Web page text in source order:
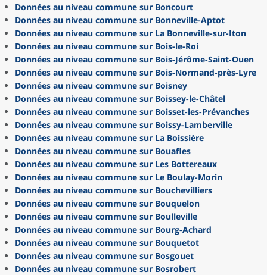
Données au niveau commune sur Boncourt
Données au niveau commune sur Bonneville-Aptot
Données au niveau commune sur La Bonneville-sur-Iton
Données au niveau commune sur Bois-le-Roi
Données au niveau commune sur Bois-Jérôme-Saint-Ouen
Données au niveau commune sur Bois-Normand-près-Lyre
Données au niveau commune sur Boisney
Données au niveau commune sur Boissey-le-Châtel
Données au niveau commune sur Boisset-les-Prévanches
Données au niveau commune sur Boissy-Lamberville
Données au niveau commune sur La Boissière
Données au niveau commune sur Bouafles
Données au niveau commune sur Les Bottereaux
Données au niveau commune sur Le Boulay-Morin
Données au niveau commune sur Bouchevilliers
Données au niveau commune sur Bouquelon
Données au niveau commune sur Boulleville
Données au niveau commune sur Bourg-Achard
Données au niveau commune sur Bouquetot
Données au niveau commune sur Bosgouet
Données au niveau commune sur Bosrobert